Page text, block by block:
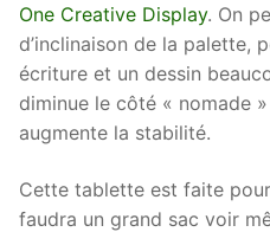
One Creative Display. On
d’inclinaison de la palette,
écriture et un dessin
diminue le côté « nomade
augmente la stabilité.
Cette tablette est faite
faudra un grand sac voir